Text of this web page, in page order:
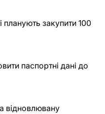
планують закупити 100
паспортні дані до
відновлювану